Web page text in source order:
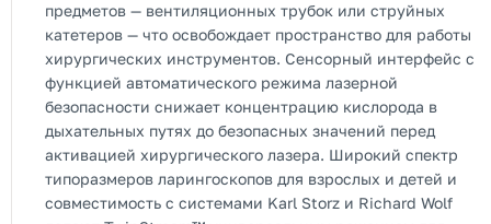
предметов — вентиляционных трубок или струйных
катетеров — что освобождает пространство для работы
хирургических инструментов. Сенсорный интерфейс с
функцией автоматического режима лазерной
безопасности снижает концентрацию кислорода в
дыхательных путях до безопасных значений перед
активацией хирургического лазера. Широкий спектр
типоразмеров ларингоскопов для взрослых и детей и
совместимость с системами Karl Storz и Richard Wolf